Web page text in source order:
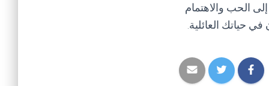
الحب والاهتمام
حياتك العائلية.